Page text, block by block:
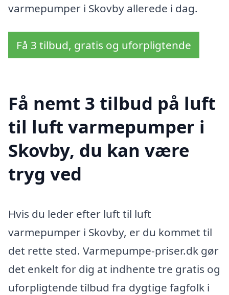
varmepumper i Skovby allerede i dag.
Få 3 tilbud, gratis og uforpligtende
Få nemt 3 tilbud på luft
til luft varmepumper i
Skovby, du kan være
tryg ved
Hvis du leder efter luft til luft
varmepumper i Skovby, er du kommet til
det rette sted. Varmepumpe-priser.dk gør
det enkelt for dig at indhente tre gratis og
uforpligtende tilbud fra dygtige fagfolk i